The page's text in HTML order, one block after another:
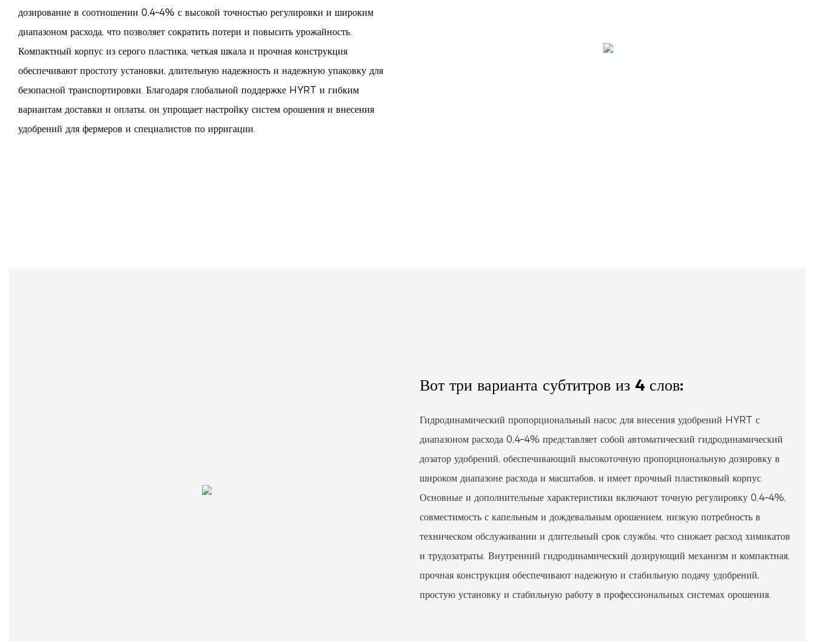
дозирование в соотношении 0,4–4% с высокой точностью регулировки и широким
диапазоном расхода, что позволяет сократить потери и повысить урожайность.
Компактный корпус из серого пластика, четкая шкала и прочная конструкция
обеспечивают простоту установки, длительную надежность и надежную упаковку для
безопасной транспортировки. Благодаря глобальной поддержке HYRT и гибким
вариантам доставки и оплаты, он упрощает настройку систем орошения и внесения
удобрений для фермеров и специалистов по ирригации.
Вот три варианта субтитров из 4 слов:
Гидродинамический пропорциональный насос для внесения удобрений HYRT с
диапазоном расхода 0,4–4% представляет собой автоматический гидродинамический
дозатор удобрений, обеспечивающий высокоточную пропорциональную дозировку в
широком диапазоне расхода и масштабов, и имеет прочный пластиковый корпус.
Основные и дополнительные характеристики включают точную регулировку 0,4–4%,
совместимость с капельным и дождевальным орошением, низкую потребность в
техническом обслуживании и длительный срок службы, что снижает расход химикатов
и трудозатраты. Внутренний гидродинамический дозирующий механизм и компактная,
прочная конструкция обеспечивают надежную и стабильную подачу удобрений,
простую установку и стабильную работу в профессиональных системах орошения.